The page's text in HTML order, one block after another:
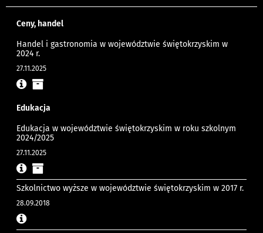
Ceny, handel
Handel i gastronomia w województwie świętokrzyskim w
2024 r.
27.11.2025
Edukacja
Edukacja w województwie świętokrzyskim w roku szkolnym
2024/2025
27.11.2025
Szkolnictwo wyższe w województwie świętokrzyskim w 2017 r.
28.09.2018